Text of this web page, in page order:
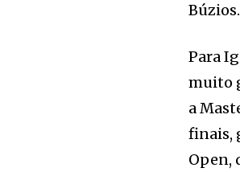
Búzios.
Para
muito
a
finais,
Open,